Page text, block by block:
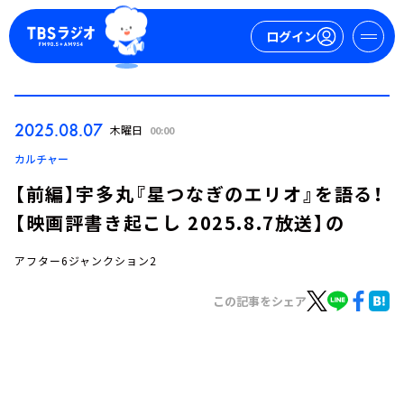
ログイン
2025.08.07 木曜日 00:00
カルチャー
【前編】宇多丸『星つなぎのエリオ』を語る！
【映画評書き起こし 2025.8.7放送】の
アフター6ジャンクション2
この記事をシェア